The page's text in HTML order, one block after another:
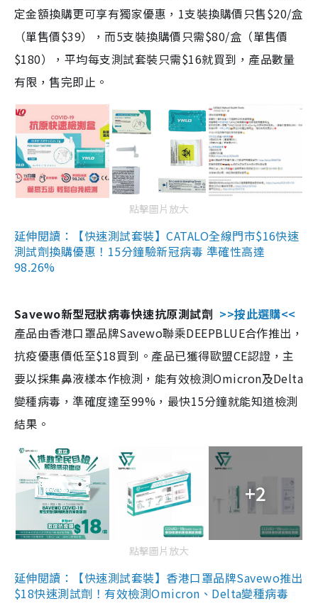
定金額換購更可享有獨家優惠，1支裝換購價只售$20/盒
（單售價$39），而5支裝換購價只需$80/盒（單售價
$180），平均每支測試套裝只需$16就買到，產品數量
有限，售完即止。
點擊圖片放大
延伸閱讀：【快速測試套裝】CATALO全線門市$16快速
測試劑換購優惠！15分鐘驗新冠病毒 準確性高達
98.26%
Savewo新型冠狀病毒快速抗原測試劑 >>按此選購<<
產品由香港口罩品牌Savewo聯乘DEEPBLUE合作推出，
抗疫優惠價低至$18買到。產品已獲得歐盟CE認證，主
要以採集鼻液樣本作檢測，能有效檢測Omicron及Delta
變種病毒，準確度達至99%，最快15分鐘就能知道檢測
結果。
+2
點擊圖片放大
延伸閱讀：【快速測試套裝】香港口罩品牌Savewo推出
$18快速測試劑！有效檢測Omicron、Delta變種病毒